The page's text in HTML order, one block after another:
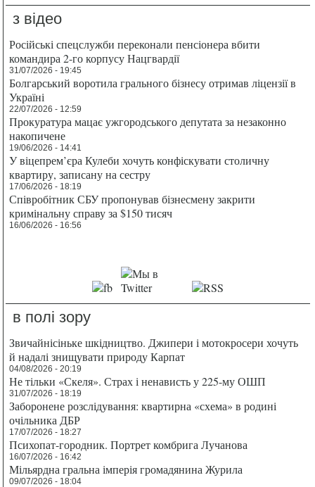
з відео
Російські спецслужби переконали пенсіонера вбити
командира 2-го корпусу Нацгвардії
31/07/2026 - 19:45
Болгарський воротила грального бізнесу отримав ліцензії в
Україні
22/07/2026 - 12:59
Прокуратура мацає ужгородського депутата за незаконно
накопичене
19/06/2026 - 14:41
У віцепрем’єра Кулеби хочуть конфіскувати столичну
квартиру, записану на сестру
17/06/2026 - 18:19
Співробітник СБУ пропонував бізнесмену закрити
кримінальну справу за $150 тисяч
16/06/2026 - 16:56
в полі зору
Звичайнісіньке шкідництво. Джипери і мотокросери хочуть
й надалі знищувати природу Карпат
04/08/2026 - 20:19
Не тільки «Скеля». Страх і ненависть у 225-му ОШП
31/07/2026 - 18:19
Заборонене розслідування: квартирна «схема» в родині
очільника ДБР
17/07/2026 - 18:27
Психопат-городник. Портрет комбрига Лучанова
16/07/2026 - 16:42
Мільярдна гральна імперія громадянина Журила
09/07/2026 - 18:04